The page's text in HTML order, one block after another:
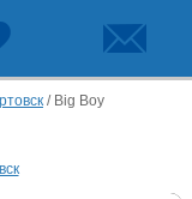
/ Big Boy